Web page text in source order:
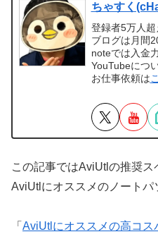
ちゃすく
登録者5万人超
ブログは月間
noteでは入金
YouTubeにつ
お仕事依頼は
この記事ではAviUtlの推奨ス
AviUtlにオススメのノートパ
「 AviUtlにオススメの高コス